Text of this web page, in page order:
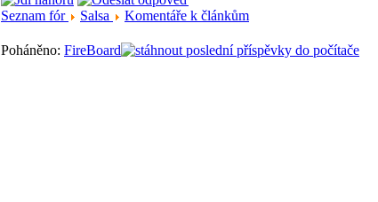
Seznam fór Salsa Komentáře k článkům
Poháněno: FireBoard